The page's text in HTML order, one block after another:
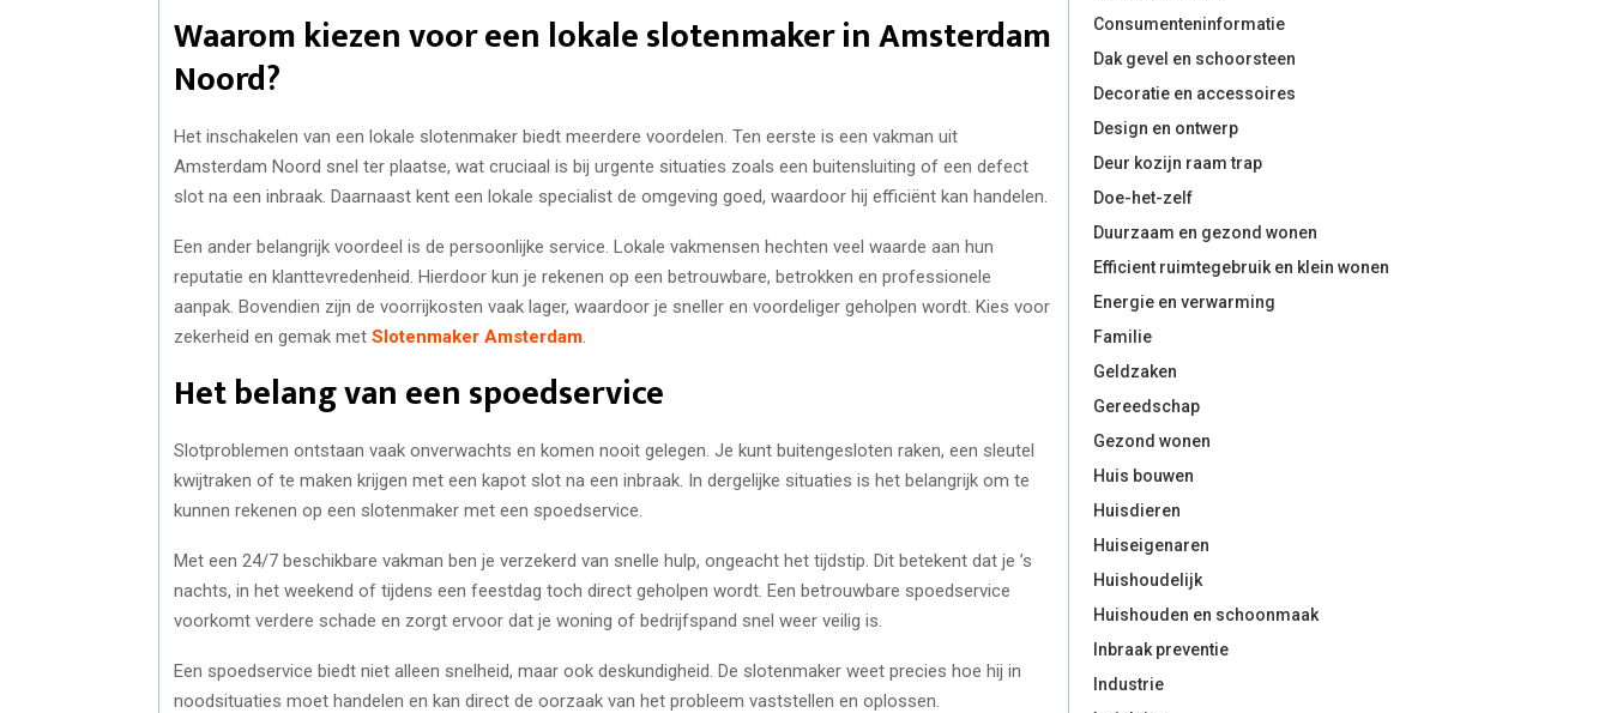
Waarom kiezen voor een lokale slotenmaker in Amsterdam
Noord?
Het inschakelen van een lokale slotenmaker biedt meerdere voordelen. Ten eerste is een vakman uit
Amsterdam Noord snel ter plaatse, wat cruciaal is bij urgente situaties zoals een buitensluiting of een defect
slot na een inbraak. Daarnaast kent een lokale specialist de omgeving goed, waardoor hij efficiënt kan handelen.
Een ander belangrijk voordeel is de persoonlijke service. Lokale vakmensen hechten veel waarde aan hun
reputatie en klanttevredenheid. Hierdoor kun je rekenen op een betrouwbare, betrokken en professionele
aanpak. Bovendien zijn de voorrijkosten vaak lager, waardoor je sneller en voordeliger geholpen wordt. Kies voor
zekerheid en gemak met Slotenmaker Amsterdam
Het belang van een spoedservice
Slotproblemen ontstaan vaak onverwachts en komen nooit gelegen. Je kunt buitengesloten raken, een sleutel
kwijtraken of te maken krijgen met een kapot slot na een inbraak. In dergelijke situaties is het belangrijk om te
kunnen rekenen op een slotenmaker met een spoedservice.
Met een 24/7 beschikbare vakman ben je verzekerd van snelle hulp, ongeacht het tijdstip. Dit betekent dat je ’s
nachts, in het weekend of tijdens een feestdag toch direct geholpen wordt. Een betrouwbare spoedservice
voorkomt verdere schade en zorgt ervoor dat je woning of bedrijfspand snel weer veilig is.
Een spoedservice biedt niet alleen snelheid, maar ook deskundigheid. De slotenmaker weet precies hoe hij in
noodsituaties moet handelen en kan direct de oorzaak van het probleem vaststellen en oplossen.
Consumenteninformatie
Dak gevel en schoorsteen
Decoratie en accessoires
Design en ontwerp
Deur kozijn raam trap
Doe-het-zelf
Duurzaam en gezond wonen
Efficient ruimtegebruik en klein wonen
Energie en verwarming
Familie
Geldzaken
Gereedschap
Gezond wonen
Huis bouwen
Huisdieren
Huiseigenaren
Huishoudelijk
Huishouden en schoonmaak
Inbraak preventie
Industrie